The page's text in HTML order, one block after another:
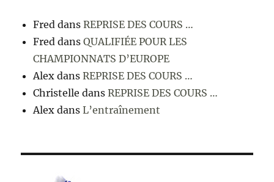
Fred dansREPRISE DES COURS …
Fred dansQUALIFIÉE POUR LES
CHAMPIONNATS D’EUROPE
Alex dansREPRISE DES COURS …
Christelle dansREPRISE DES COURS …
Alex dansL’entraînement